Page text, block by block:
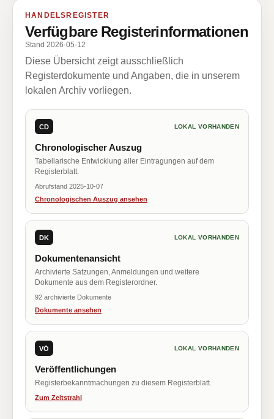
HANDELSREGISTER
Verfügbare Registerinformationen
Stand 2026-05-12
Diese Übersicht zeigt ausschließlich
Registerdokumente und Angaben, die in unserem
lokalen Archiv vorliegen.
CD LOKAL VORHANDEN
Chronologischer Auszug
Tabellarische Entwicklung aller Eintragungen auf dem
Registerblatt.
Abrufstand 2025-10-07
Chronologischen Auszug ansehen
DK LOKAL VORHANDEN
Dokumentenansicht
Archivierte Satzungen, Anmeldungen und weitere
Dokumente aus dem Registerordner.
92 archivierte Dokumente
Dokumente ansehen
VÖ LOKAL VORHANDEN
Veröffentlichungen
Registerbekanntmachungen zu diesem Registerblatt.
Zum Zeitstrahl